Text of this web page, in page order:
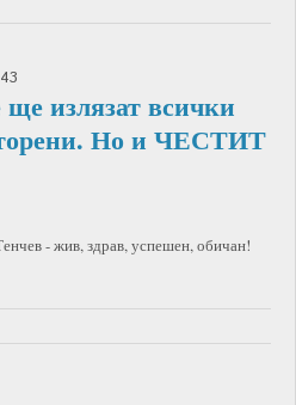
излязат всички
Но и ЧЕСТИТ
- жив, здрав, успешен, обичан!